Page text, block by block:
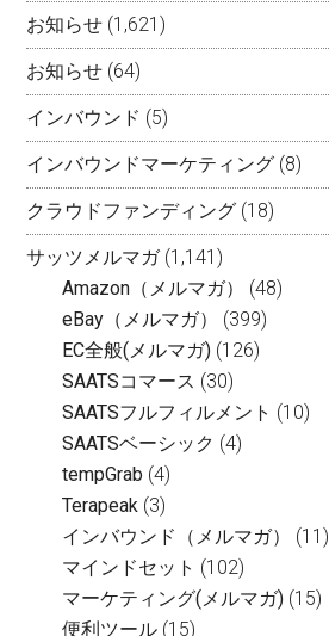
お知らせ (1,621)
お知らせ (64)
インバウンド (5)
インバウンドマーケティング (8)
クラウドファンディング (18)
サッツメルマガ(1,141)
Amazon（メルマガ）
(48)
eBay（メルマガ）
(399)
EC全般(メルマガ) (126)
SAATSコマース (30)
SAATSフルフィルメント (10)
SAATSベーシック (4)
tempGrab (4)
Terapeak (3)
インバウンド（メルマガ）
(11)
マインドセット (102)
マーケティング(メルマガ) (15)
便利ツール (15)